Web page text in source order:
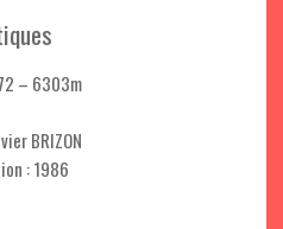
– 6303m
BRIZON
: 1986